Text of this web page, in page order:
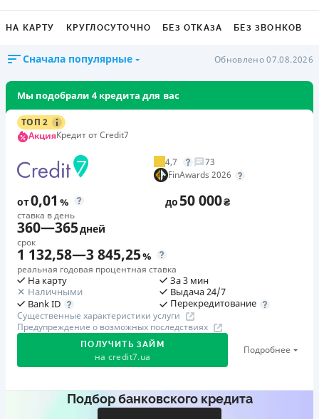
НА КАРТУ КРУГЛОСУТОЧНО БЕЗ ОТКАЗА БЕЗ ЗВОНКОВ
Сначала популярные Обновлено 07.08.2026
Мы подобрали 4 кредита для вас
ТОП 2
АкцияКредит от Credit7
4,7
73
FinAwards 2026
от0,01 %
ставка в день
до50 000₴
360—365дней
срок
1 132,58—3 845,25%
реальная годовая процентная ставка
На карту
Наличными
Bank ID
За 3 мин
Выдача 24/7
Перекредитование
Существенные характеристики услуги
Предупреждение о возможных последствиях
ПОЛУЧИТЬ ЗАЙМ
на credit7.ua
Подробнее
Акция: «Кешбэк за друга»
Подбор банковского кредита